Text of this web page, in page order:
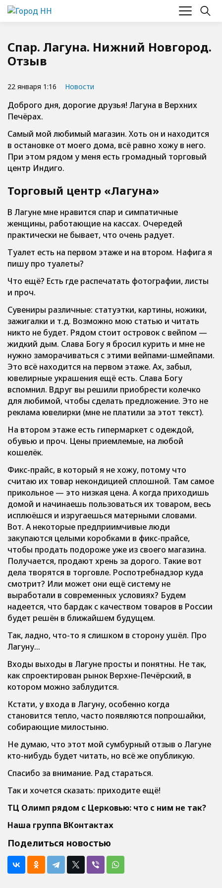
Спар. Лагуна. Нижний Новгород.
Отзыв
22 января 1:16 Новости
Доброго дня, дорогие друзья! Лагуна в Верхних
Печёрах.
Самый мой любимый магазин. Хоть он и находится
в остановке от моего дома, всё равно хожу в него.
При этом рядом у меня есть громадный торговый
центр Индиго.
Торговый центр «Лагуна»
В Лагуне мне нравится спар и симпатичные
женщины, работающие на кассах. Очередей
практически не бывает, что очень радует.
Туалет есть на первом этаже и на втором. Нафига я
пишу про туалеты?
Что ещё? Есть где распечатать фотографии, листы
и проч.
Сувениры различные: статуэтки, картины, ножики,
зажигалки и т.д. Возможно мою статью и читать
никто не будет. Рядом стоит островок с вейпом —
жидкий дым. Слава Богу я бросил курить и мне не
нужно заморачиваться с этими вейпами-шмейпами.
Это всё находится на первом этаже. Ах, забыл,
ювелирные украшения ещё есть. Слава Богу
вспомнил. Вдруг вы решили приобрести колечко
для любимой, чтобы сделать предложение. Это не
реклама ювелирки (мне не платили за этот текст).
На втором этаже есть гипермаркет с одеждой,
обувью и проч. Цены приемлемые, на любой
кошелёк.
Фикс-прайс, в который я не хожу, потому что
считаю их товар некондицией сплошной. Там самое
прикольное — это низкая цена. А когда приходишь
домой и начинаешь пользоваться их товаром, весь
исплюёшся и изругаешься матерными словами.
Вот. А некоторые предприимчивые люди
закупаются целыми коробками в фикс-прайсе,
чтобы продать подороже уже из своего магазина.
Получается, продают хрень за дорого. Такие вот
дела творятся в торговле. Роспотребнадзор куда
смотрит? Или может они ещё систему не
выработали в современных условиях? Будем
надеется, что бардак с качеством товаров в России
будет решён в ближайшем будущем.
Так, ладно, что-то я слишком в сторону ушёл. Про
Лагуну…
Входы выходы в Лагуне просты и понятны. Не так,
как спроектирован рынок Верхне-Печёрский, в
котором можно заблудится.
Кстати, у входа в Лагуну, особенно когда
становится тепло, часто появляются попрошайки,
собирающие милостыню.
Не думаю, что этот мой сумбурный отзыв о Лагуне
кто-нибудь будет читать, но всё же опубликую.
Спасибо за внимание. Рад стараться.
Так и хочется сказать: приходите ещё!
ТЦ Олимп рядом с Церковью: что с ним не так?
Наша группа ВКонтактах
Поделиться новостью